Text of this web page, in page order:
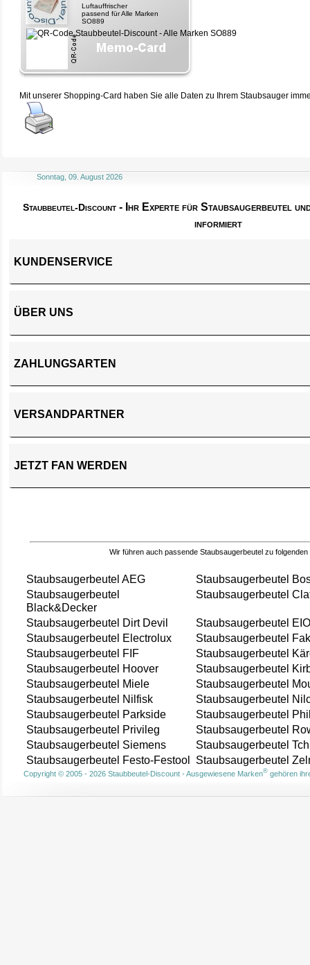
Luftauffrischer
passend für Alle Marken
SO889
Mit unserer Shopping-Card haben Sie alle Daten zu Ihrem Staubsauger
Sonntag, 09. August 2026
Staubbeutel-Discount - Ihr Experte für Staubsaugerbeutel
informiert
KUNDENSERVICE
ÜBER UNS
ZAHLUNGSARTEN
VERSANDPARTNER
JETZT FAN WERDEN
Wir führen auch passende Staubsaugerbeutel zu folgenden
Staubsaugerbeutel AEG
Staubsaugerbeutel
Staubsaugerbeutel
Black&Decker
Staubsaugerbeutel
Staubsaugerbeutel Dirt Devil
Staubsaugerbeutel
Staubsaugerbeutel Electrolux
Staubsaugerbeutel
Staubsaugerbeutel FIF
Staubsaugerbeutel
Staubsaugerbeutel Hoover
Staubsaugerbeutel
Staubsaugerbeutel Miele
Staubsaugerbeutel
Staubsaugerbeutel Nilfisk
Staubsaugerbeutel
Staubsaugerbeutel Parkside
Staubsaugerbeutel
Staubsaugerbeutel Privileg
Staubsaugerbeutel
Staubsaugerbeutel Siemens
Staubsaugerbeutel
Staubsaugerbeutel Festo-Festool
Staubsaugerbeutel
Copyright © 2005 - 2026 Staubbeutel-Discount - Ausgewiesene Marken®gehören